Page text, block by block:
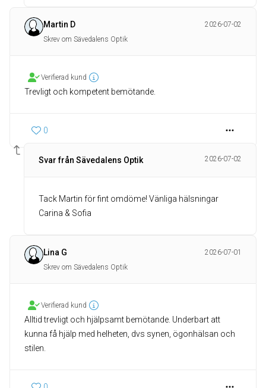
Martin D
2026-07-02
Skrev om Sävedalens Optik
Verifierad kund
Trevligt och kompetent bemötande.
0
Svar från Sävedalens Optik 2026-07-02
Tack Martin för fint omdöme! Vänliga hälsningar
Carina & Sofia
Lina G
2026-07-01
Skrev om Sävedalens Optik
Verifierad kund
Alltid trevligt och hjälpsamt bemötande. Underbart att
kunna få hjälp med helheten, dvs synen, ögonhälsan och
stilen.